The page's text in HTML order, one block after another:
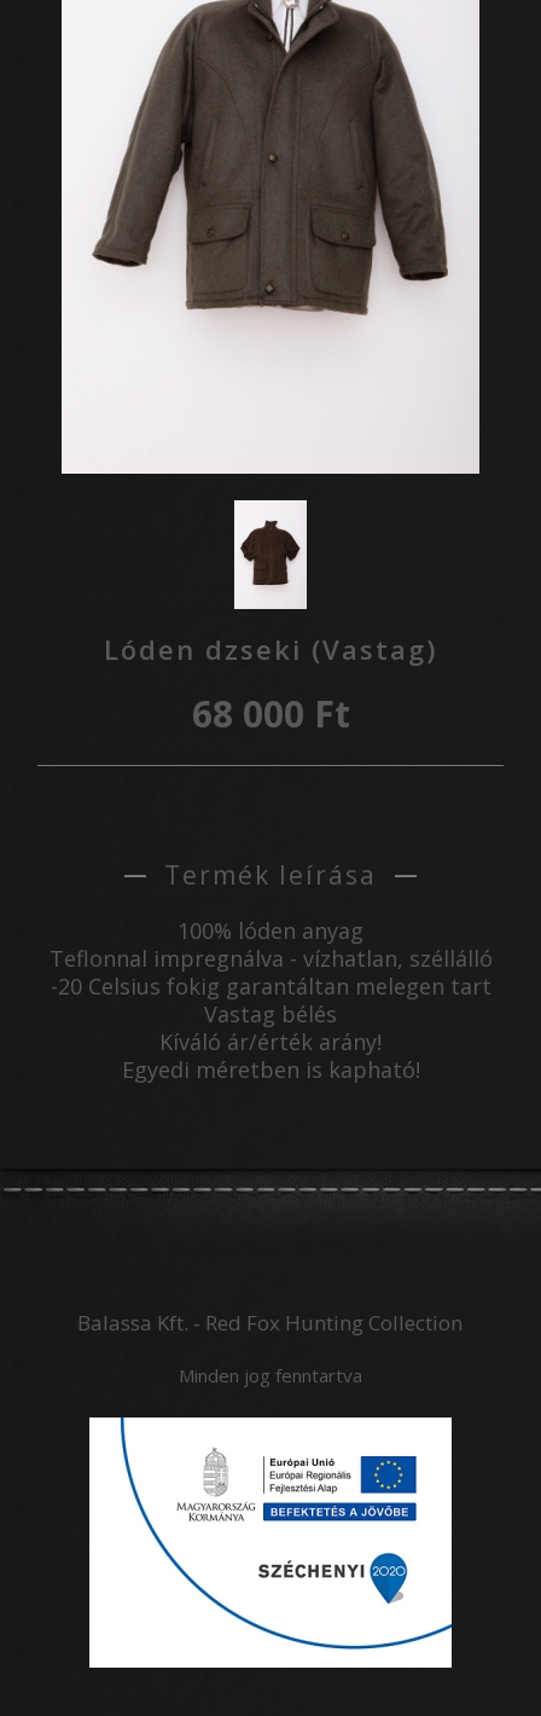
Lóden dzseki (Vastag)
68 000 Ft
Termék leírása
100% lóden anyag
Teflonnal impregnálva - vízhatlan, széllálló
-20 Celsius fokig garantáltan melegen tart
Vastag bélés
Kíváló ár/érték arány!
Egyedi méretben is kapható!
Balassa Kft. - Red Fox Hunting Collection
Minden jog fenntartva